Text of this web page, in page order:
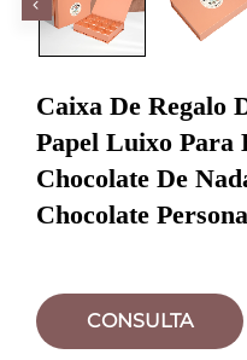
Caixa De Regalo
Papel Luixo Para
Chocolate De
Chocolate
CONSULTA